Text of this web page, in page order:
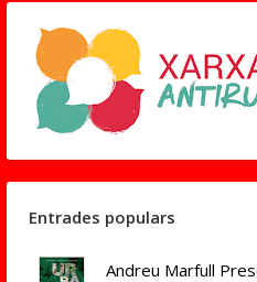
Entrades populars
Andreu Marfull